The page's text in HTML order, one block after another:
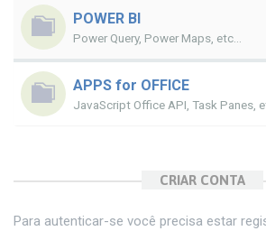
POWER BI
Power Query, Power Maps, etc...
APPS for OFFICE
JavaScript Office API, Task Panes,
CRIAR CONTA
Para autenticar-se você precisa estar